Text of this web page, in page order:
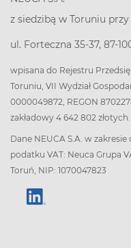
z siedzibą w Toruniu przy
ul. Forteczna 35-37, 87-
wpisana do Rejestru
Toruniu, VII Wydział
0000049872, REGON
zakładowy 4 642 802 złotych.
Dane NEUCA S.A. w
podatku VAT: Neuca Grupa
Toruń, NIP: 1070047823